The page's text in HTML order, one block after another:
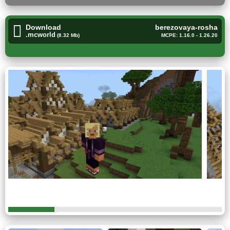
погружение в игровой мир максимально
Средневековые постройки, узкие улочки и тематический
дизайн делают прогулки на данной локации невероятно
спокойными.
Кроме того, крафтеры могут заглянуть внутрь домов,
чтобы узнать, как живут жители деревни.
Поселение у озера
Эта уникальная карта для Minecraft PE порадует всех
любителей уединенной жизни вдали от городской суеты.
сюрпризов и возможностей.
Download
.mcworld (8.32 Mb)
berezovaya-rosha
MCPE: 1.16.0 - 1.26.20